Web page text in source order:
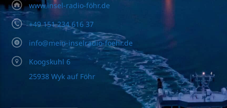
www.insel-radio-föhr.de
+49 151 234 616 37
info@mein-inselradio-foehr.de
Koogskuhl 6
25938 Wyk auf Föhr